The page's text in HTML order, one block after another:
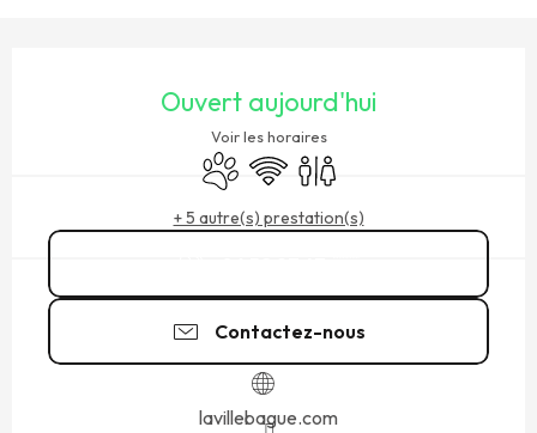
Ouvert aujourd'hui
Voir les horaires
Animaux acceptés
WiFi Toilettes
+ 5 autre(s) prestation(s)
Contactez-nous
lavillebague.com